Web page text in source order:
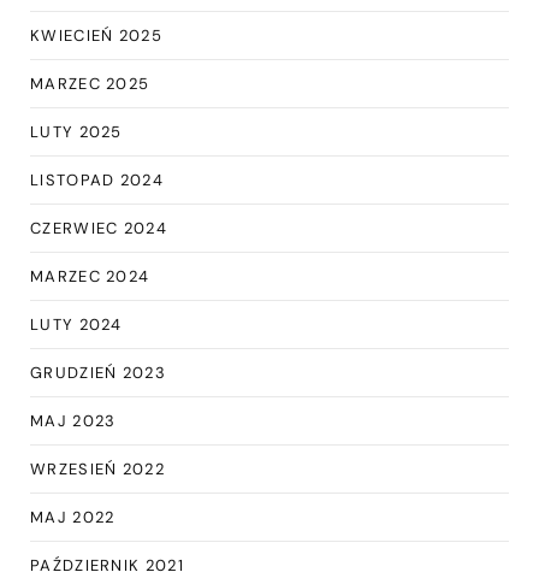
KWIECIEŃ 2025
MARZEC 2025
LUTY 2025
LISTOPAD 2024
CZERWIEC 2024
MARZEC 2024
LUTY 2024
GRUDZIEŃ 2023
MAJ 2023
WRZESIEŃ 2022
MAJ 2022
PAŹDZIERNIK 2021